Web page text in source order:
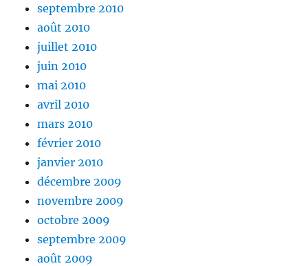
septembre 2010
août 2010
juillet 2010
juin 2010
mai 2010
avril 2010
mars 2010
février 2010
janvier 2010
décembre 2009
novembre 2009
octobre 2009
septembre 2009
août 2009